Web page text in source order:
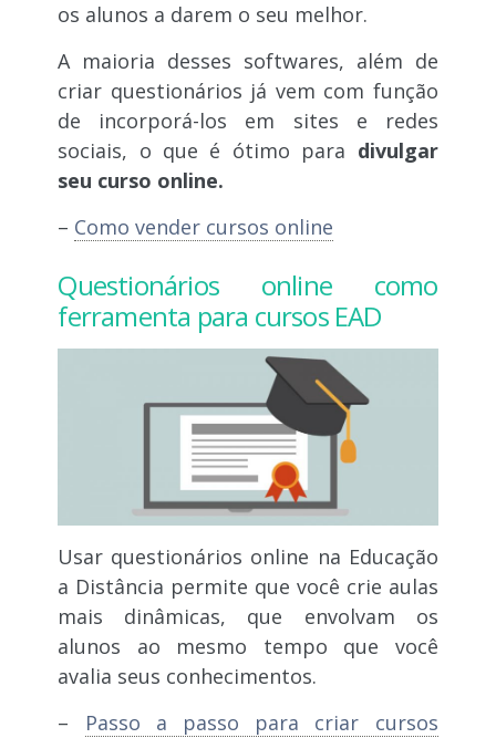
os alunos a darem o seu melhor.
A maioria desses softwares, além de
criar questionários já vem com função
de incorporá-los em sites e redes
sociais, o que é ótimo para divulgar
seu curso online.
– Como vender cursos online
Questionários online como
ferramenta para cursos EAD
Usar questionários online na Educação
a Distância permite que você crie aulas
mais dinâmicas, que envolvam os
alunos ao mesmo tempo que você
avalia seus conhecimentos.
–
Passo a passo para criar cursos